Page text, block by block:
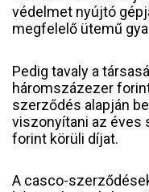
védelmet nyújtó
megfelelő ütemű
Pedig tavaly a
háromszázezer
szerződés alapján
viszonyítani az éves
forint körüli díjat.
A casco-